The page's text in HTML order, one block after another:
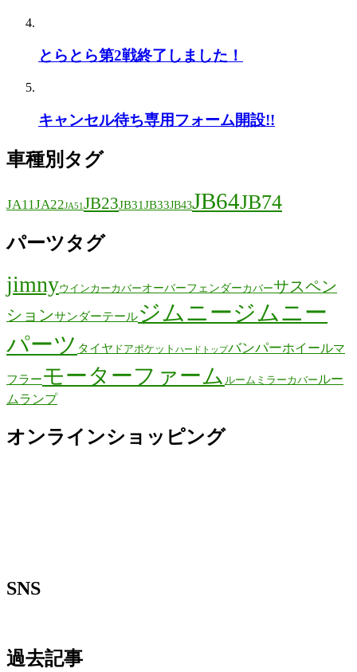
とらとら第2戦終了しました！
キャンセル待ち専用フォーム開設!!
車種別タグ
JA11JA22JA51 JB23JB31JB33JB43JB64JB74
パーツタグ
jimnyウインカーカバーオーバーフェンダーカバーサスペン
ションサンダーテールジムニージムニー
パーツ タイヤ ドアポケット ハードトップバンパーホイールマ
フラーモーターファーム ルームミラーカバー ルー
ムランプ
オンラインショッピング
SNS
過去記事